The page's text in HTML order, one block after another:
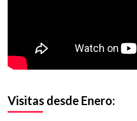
Visitas desde Enero: